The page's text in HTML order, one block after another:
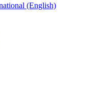
(English)